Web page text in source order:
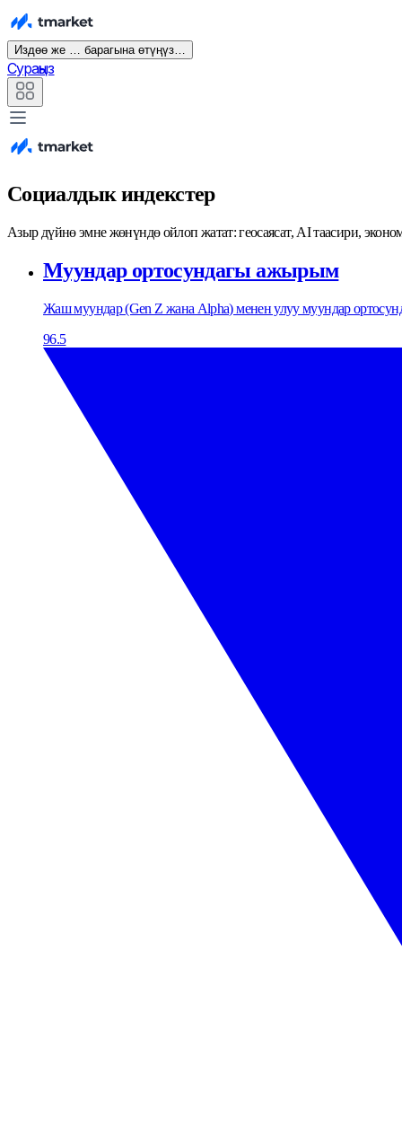
Издөө же … барагына өтүңүз…
Сураңыз
Социалдык индекстер
Азыр дүйнө эмне жөнүндө ойлоп жатат: геосаясат, AI таасири,
Муундар ортосундагы ажырым
Жаш муундар (Gen Z жана Alpha) менен улуу муундар
96.5